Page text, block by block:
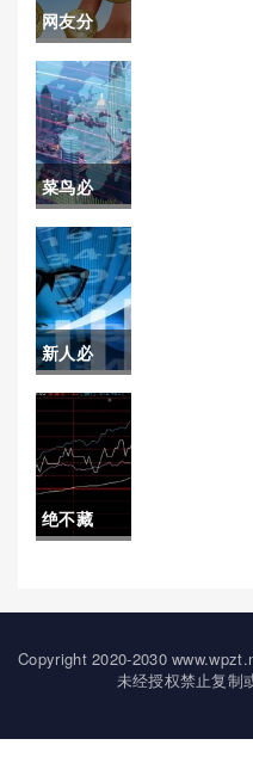
网友分
享！国际
期货22小
时喊单(全
天候交易
策略与市
场动态解
析)
菜鸟必
囤！平安
期货天然
气手续费
（帮助他
们更好地
控制交易
成本和提
新人必
备！仓单
交易：现
代物流与
金融的桥
绝不藏
300股指期
货(定义、
场影响)
Copyright 2020-2030
未经授权禁止复制